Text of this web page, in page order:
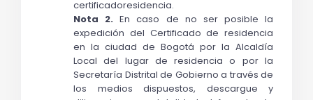
certificadoresidencia.
Nota 2. En caso de no ser posible la
expedición del Certificado de residencia
en la ciudad de Bogotá por la Alcaldía
Local del lugar de residencia o por la
Secretaría Distrital de Gobierno a través de
los medios dispuestos, descargue y